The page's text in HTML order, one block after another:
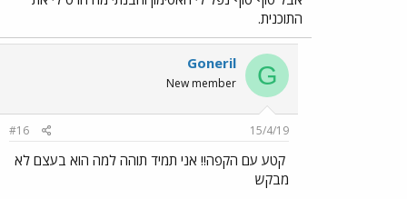
התוכנית.
G
Goneril
New member
15/4/19
#16
קטע עם הקפה!! אני תמיד תוהה למה הוא בעצם לא
מבקש